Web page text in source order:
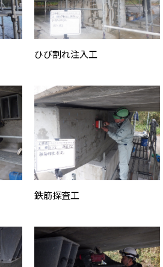
ひび割れ注入工
鉄筋探査工